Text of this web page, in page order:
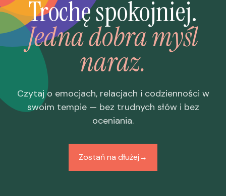
Trochę spokojniej.
Jedna dobra myśl
naraz.
Czytaj o emocjach, relacjach i codzienności w
swoim tempie — bez trudnych słów i bez
oceniania.
Zostań na dłużej→